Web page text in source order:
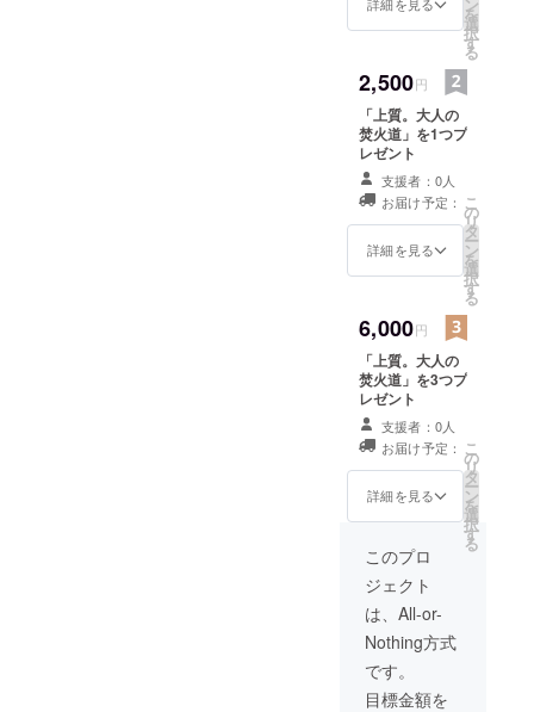
詳細を見る を
選
択
す
る
2,500円
「上質。大人の
焚火道」を1つプ
レゼント
支援者：0人
お届け予定：
詳細を見る
こ
の
リ
タ
ー
ン
を
選
択
す
る
6,000円
「上質。大人の
焚火道」を3つプ
レゼント
支援者：0人
お届け予定：
詳細を見る
こ
の
リ
タ
ー
ン
を
選
択
す
る
このプロ
ジェクト
は、All-or-
Nothing方式
です。
目標金額を